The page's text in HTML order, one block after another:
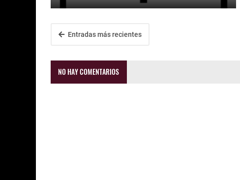
Entradas más recientes
NO HAY COMENTARIOS